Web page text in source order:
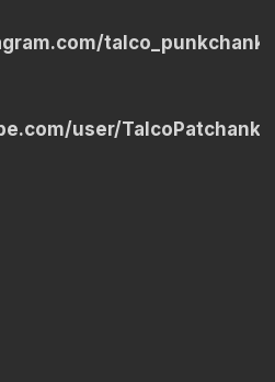
talco_punkchanka
user/TalcoPatchanka